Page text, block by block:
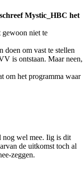
schreef Mystic_HBC het
niet te
doen om vast te stellen
is ontstaan. Maar neen,
om het programma waar
nog wel mee. Iig is dit
de uitkomst toch al
zeggen.